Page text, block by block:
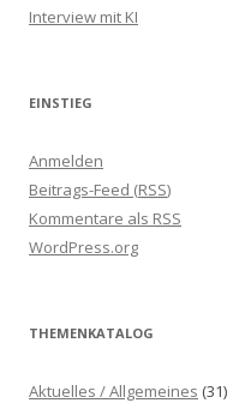
Interview mit KI
EINSTIEG
Anmelden
Beitrags-Feed (RSS)
Kommentare als RSS
WordPress.org
THEMENKATALOG
Aktuelles / Allgemeines (31)